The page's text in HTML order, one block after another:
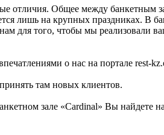
Общее между банкетным
лишь на крупных праздниках. В
для того, чтобы мы реализовали
о нас на портале rest-
там новых клиентов.
зале «Cardinal» Вы найдете